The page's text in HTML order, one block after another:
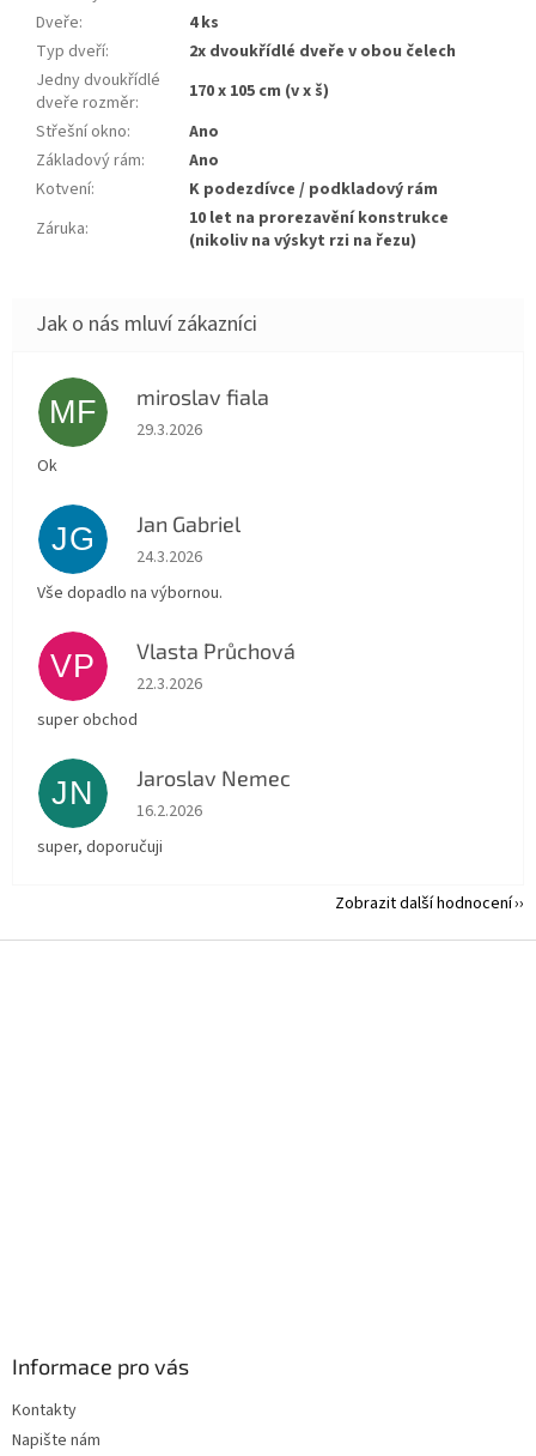
Dveře:
4 ks
Typ dveří:
2x dvoukřídlé dveře v obou čelech
Jedny dvoukřídlé
dveře rozměr:
170 x 105 cm (v x š)
Střešní okno:
ano
Základový rám:
ano
Kotvení:
k podezdívce / podkladový rám
Záruka:
10 let na prorezavění konstrukce
(nikoliv na výskyt rzi na řezu)
MF miroslav fiala
Hodnocení obchodu je 5 z 5 hvězdiček.
29.3.2026
Ok
JG Jan Gabriel
Hodnocení obchodu je 5 z 5 hvězdiček.
24.3.2026
Vše dopadlo na výbornou.
VP Vlasta Průchová
Hodnocení obchodu je 5 z 5 hvězdiček.
22.3.2026
super obchod
JN Jaroslav Nemec
Hodnocení obchodu je 5 z 5 hvězdiček.
16.2.2026
super, doporučuji
Zobrazit další hodnocení
Informace pro vás
Kontakty
Napište nám